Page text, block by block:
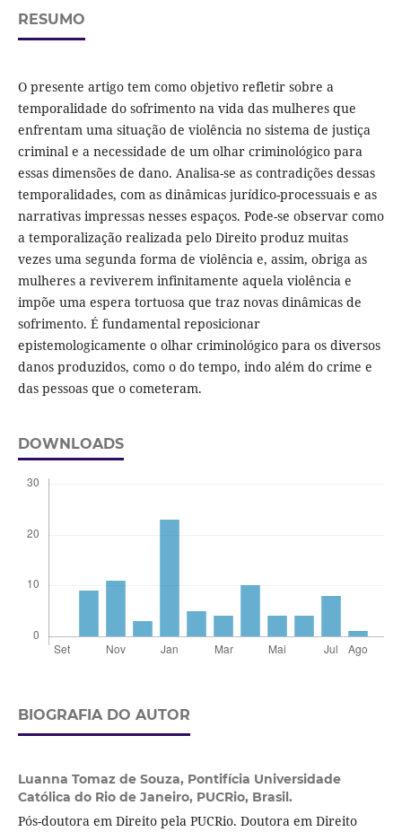
RESUMO
O presente artigo tem como objetivo refletir sobre a
temporalidade do sofrimento na vida das mulheres que
enfrentam uma situação de violência no sistema de justiça
criminal e a necessidade de um olhar criminológico para
essas dimensões de dano. Analisa-se as contradições dessas
temporalidades, com as dinâmicas jurídico-processuais e as
narrativas impressas nesses espaços. Pode-se observar como
a temporalização realizada pelo Direito produz muitas
vezes uma segunda forma de violência e, assim, obriga as
mulheres a reviverem infinitamente aquela violência e
impõe uma espera tortuosa que traz novas dinâmicas de
sofrimento. É fundamental reposicionar
epistemologicamente o olhar criminológico para os diversos
danos produzidos, como o do tempo, indo além do crime e
das pessoas que o cometeram.
DOWNLOADS
BIOGRAFIA DO AUTOR
Luanna Tomaz de Souza, Pontifícia Universidade
Católica do Rio de Janeiro, PUCRio, Brasil.
Pós-doutora em Direito pela PUCRio. Doutora em Direito